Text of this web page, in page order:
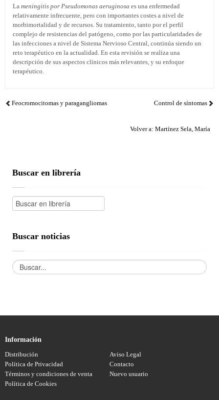
La meningitis por Pseudomonas aeruginosa es una enfermedad
relativamente infrecuente, pero con importantes costes a nivel de
morbimortalidad y de recursos. Su tratamiento, tanto por el perfil
complejo de resistencias del patógeno, como por las particularidades de
las infecciones a nivel de Sistema Nervioso Central, continúa siendo un
reto terapéutico en la actualidad. En esta revisión se realiza una
descripción de sus aspectos clínicos más relevantes, y su enfoque
terapéutico.
Feocromocitomas y paragangliomas Control de síntomas
Volver a: Martínez Sela, María
Buscar en librería
Buscar noticias
Información
Distribución
Aviso Legal
Política de Privacidad
Contacto
Términos y condiciones de venta
Nuevo usuario
Política de Cookies